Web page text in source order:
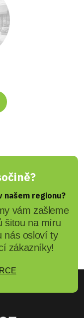
regionu?
vám zašleme
šitou na míru
nás osloví ty
zákazníky!